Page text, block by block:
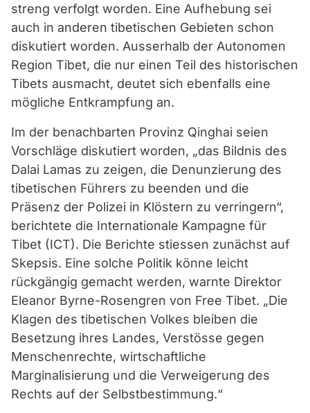
streng verfolgt worden. Eine Aufhebung sei
auch in anderen tibetischen Gebieten schon
diskutiert worden. Ausserhalb der Autonomen
Region Tibet, die nur einen Teil des historischen
Tibets ausmacht, deutet sich ebenfalls eine
mögliche Entkrampfung an.
Im der benachbarten Provinz Qinghai seien
Vorschläge diskutiert worden, „das Bildnis des
Dalai Lamas zu zeigen, die Denunzierung des
tibetischen Führers zu beenden und die
Präsenz der Polizei in Klöstern zu verringern“,
berichtete die Internationale Kampagne für
Tibet (ICT). Die Berichte stiessen zunächst auf
Skepsis. Eine solche Politik könne leicht
rückgängig gemacht werden, warnte Direktor
Eleanor Byrne-Rosengren von Free Tibet. „Die
Klagen des tibetischen Volkes bleiben die
Besetzung ihres Landes, Verstösse gegen
Menschenrechte, wirtschaftliche
Marginalisierung und die Verweigerung des
Rechts auf der Selbstbestimmung.“